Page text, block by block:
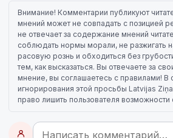
Внимание! Комментарии публикуют
мнений может не совпадать с позицией
не отвечает за содержание мнений
соблюдать нормы морали, не разжигать
расовую рознь и обходиться без
тем, как высказаться. Вы отвечаете за
мнение, вы соглашаетесь с правилами! В
игнорирования этой просьбы Latvijas
право лишить пользователя возможности